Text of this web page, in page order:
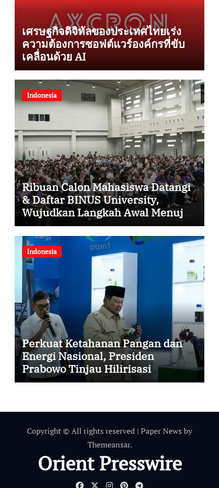
เศรษฐกิจดิจิทัลของประเทศไทยเร่ง
ความต้องการซอฟต์แวร์องค์กรที่ขับ
เคลื่อนด้วย AI
Indonesia
Ribuan Calon Mahasiswa Datangi
& Daftar BINUS University,
Wujudkan Langkah Awal Menuju
Karier Global
Indonesia
Perkuat Ketahanan Pangan dan
Energi Nasional, Presiden
Prabowo Tinjau Hilirisasi
Bioetanol PTPN I (Persero),
Copyright © All rights reserved | Paper News by
Themeansar.
Orient Presswire